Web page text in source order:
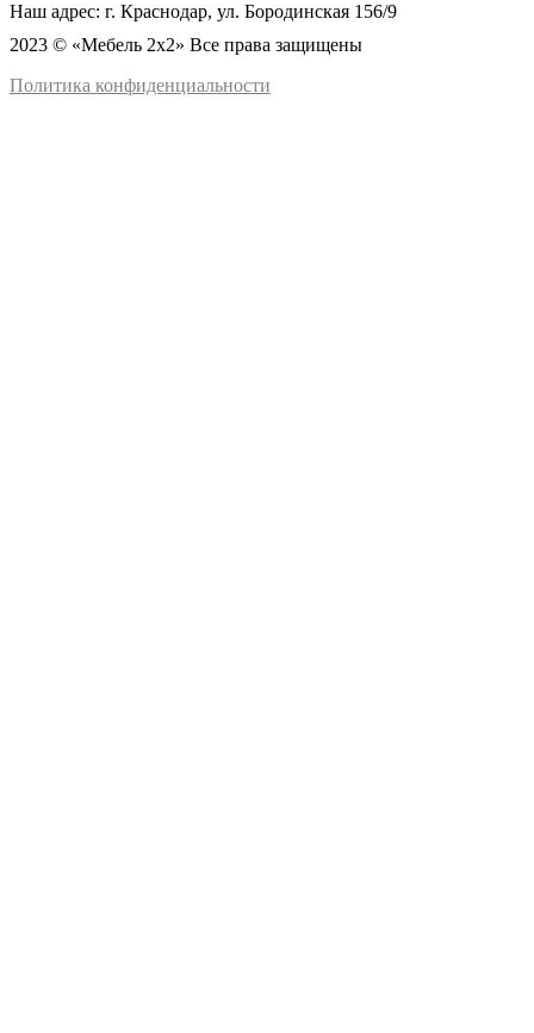
Наш адрес: г. Краснодар, ул. Бородинская 156/9
2023 © «Мебель 2x2» Все права защищены
Политика конфиденциальности